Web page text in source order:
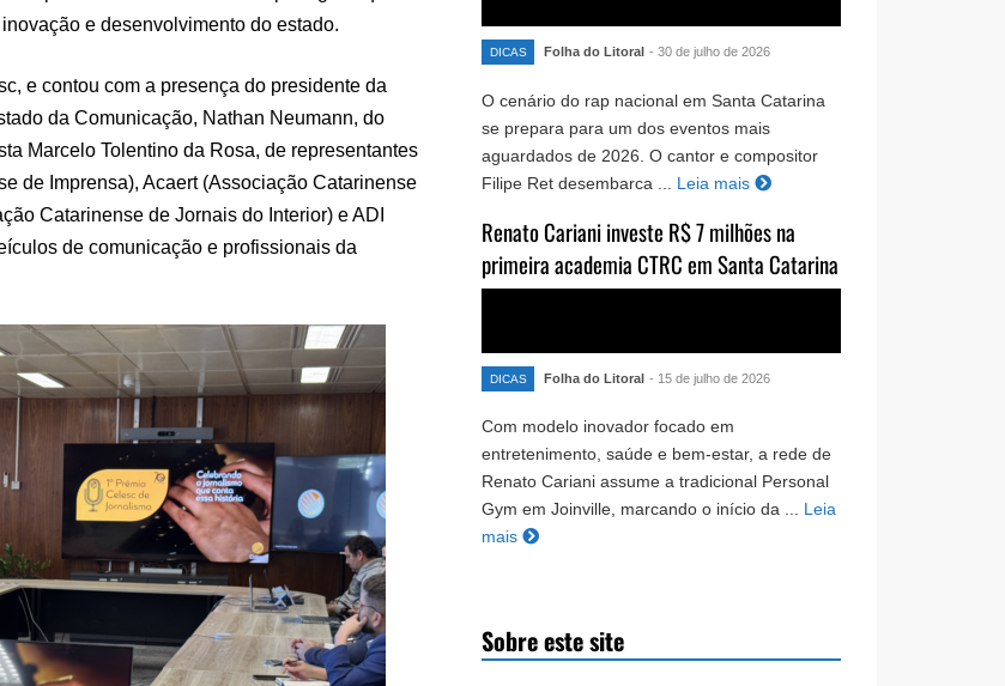
e desenvolvimento do estado.
e contou com a presença do presidente da
da Comunicação, Nathan Neumann, do
Marcelo Tolentino da Rosa, de representantes
de Imprensa), Acaert (Associação Catarinense
Catarinense de Jornais do Interior) e ADI
de comunicação e profissionais da
DICAS Folha do Litoral - 30 de julho de 2026
O cenário do rap nacional em Santa Catarina
se prepara para um dos eventos mais
aguardados de 2026. O cantor e compositor
Filipe Ret desembarca ...
Leia mais
Renato Cariani investe R$ 7 milhões na
primeira academia CTRC em Santa Catarina
DICAS Folha do Litoral - 15 de julho de 2026
Com modelo inovador focado em
entretenimento, saúde e bem-estar, a rede de
Renato Cariani assume a tradicional Personal
Gym em Joinville, marcando o início da ... Leia
mais
Sobre este site